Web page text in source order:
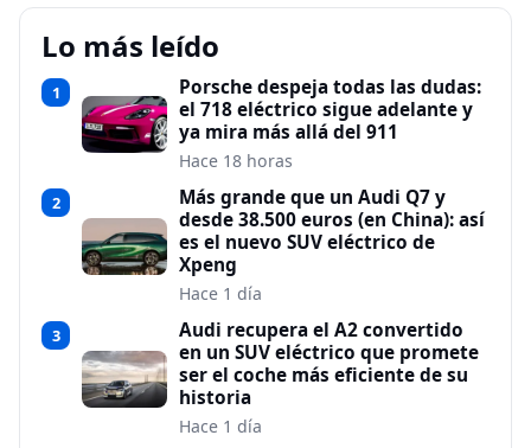
Lo más leído
1
Porsche despeja todas las dudas:
el 718 eléctrico sigue adelante y
ya mira más allá del 911
Hace 18 horas
2
Más grande que un Audi Q7 y
desde 38.500 euros (en China): así
es el nuevo SUV eléctrico de
Xpeng
Hace 1 día
3
Audi recupera el A2 convertido
en un SUV eléctrico que promete
ser el coche más eficiente de su
historia
Hace 1 día